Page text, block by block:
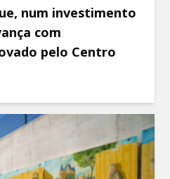
num investimento
com
pelo Centro